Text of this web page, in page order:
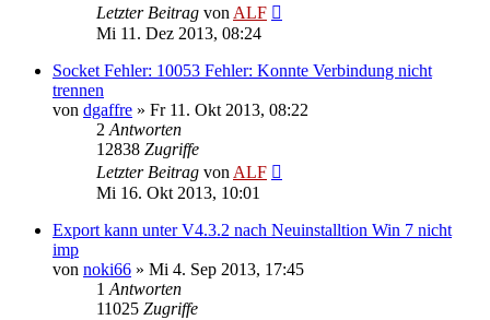
Letzter Beitrag von ALF
Mi 11. Dez 2013, 08:24
Socket Fehler: 10053 Fehler: Konnte Verbindung nicht
trennen
von dgaffre » Fr 11. Okt 2013, 08:22
2 Antworten
12838 Zugriffe
Letzter Beitrag von ALF
Mi 16. Okt 2013, 10:01
Export kann unter V4.3.2 nach Neuinstalltion Win 7 nicht
imp
von noki66 » Mi 4. Sep 2013, 17:45
1 Antworten
11025 Zugriffe